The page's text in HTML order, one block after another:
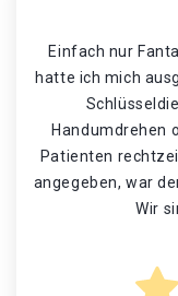
Einfach nur
hatte ich mich
Handumdrehen
Patienten
angegeben, war
Wir